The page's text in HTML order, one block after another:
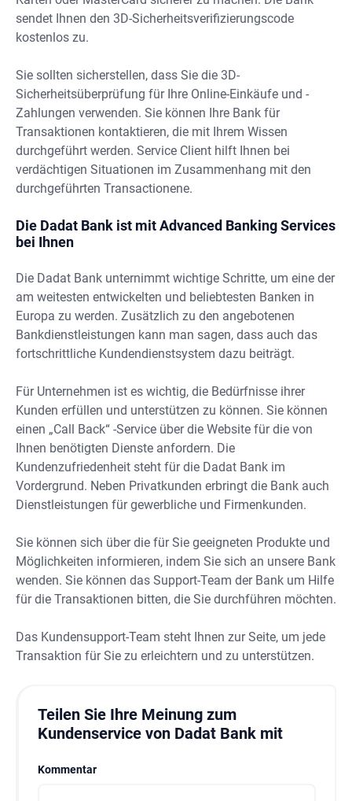
sendet Ihnen den 3D-Sicherheitsverifizierungscode
kostenlos zu.
Sie sollten sicherstellen, dass Sie die 3D-
Sicherheitsüberprüfung für Ihre Online-Einkäufe und -
Zahlungen verwenden. Sie können Ihre Bank für
Transaktionen kontaktieren, die mit Ihrem Wissen
durchgeführt werden. Service Client hilft Ihnen bei
verdächtigen Situationen im Zusammenhang mit den
durchgeführten Transactionene.
Die Dadat Bank ist mit Advanced Banking Services
bei Ihnen
Die Dadat Bank unternimmt wichtige Schritte, um eine der
am weitesten entwickelten und beliebtesten Banken in
Europa zu werden. Zusätzlich zu den angebotenen
Bankdienstleistungen kann man sagen, dass auch das
fortschrittliche Kundendienstsystem dazu beiträgt.
Für Unternehmen ist es wichtig, die Bedürfnisse ihrer
Kunden erfüllen und unterstützen zu können. Sie können
einen „Call Back“ -Service über die Website für die von
Ihnen benötigten Dienste anfordern. Die
Kundenzufriedenheit steht für die Dadat Bank im
Vordergrund. Neben Privatkunden erbringt die Bank auch
Dienstleistungen für gewerbliche und Firmenkunden.
Sie können sich über die für Sie geeigneten Produkte und
Möglichkeiten informieren, indem Sie sich an unsere Bank
wenden. Sie können das Support-Team der Bank um Hilfe
für die Transaktionen bitten, die Sie durchführen möchten.
Das Kundensupport-Team steht Ihnen zur Seite, um jede
Transaktion für Sie zu erleichtern und zu unterstützen.
Teilen Sie Ihre Meinung zum
Kundenservice von Dadat Bank mit
Kommentar